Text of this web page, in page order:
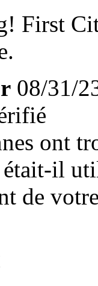
First
08/31/
ont
il
de